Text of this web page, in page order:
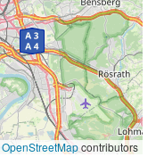
OpenStreetMapcontributors